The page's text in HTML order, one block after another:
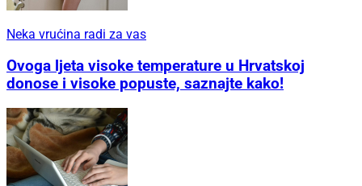
Neka vrućina radi za vas
Ovoga ljeta visoke temperature u Hrvatskoj
donose i visoke popuste, saznajte kako!